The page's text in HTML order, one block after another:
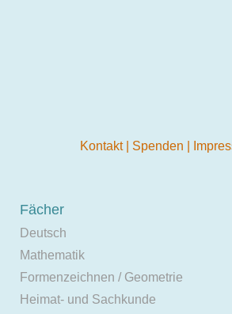
Kontakt Spenden
Fächer
Deutsch
Mathematik
Formenzeichnen / Geometrie
Heimat- und Sachkunde